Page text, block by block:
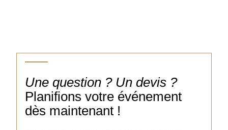
Une question ? Un devis ?
Planifions votre événement
dès maintenant !